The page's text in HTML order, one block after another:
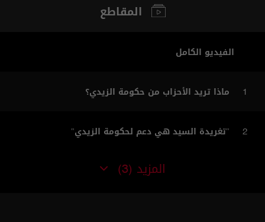
المقاطع
الفيديو الكامل
1 ماذا تريد الأحزاب من حكومة الزيدي؟
2 "تغريدة السيد هي دعم لحكومة الزيدي"
المزيد (3)